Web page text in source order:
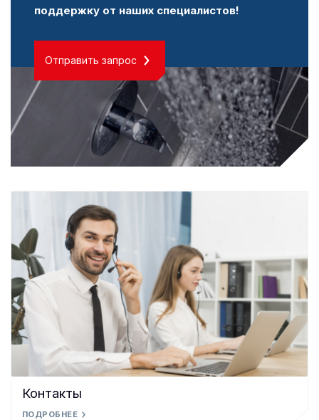
поддержку от наших специалистов!
Отправить запрос
Контакты
ПОДРОБНЕЕ